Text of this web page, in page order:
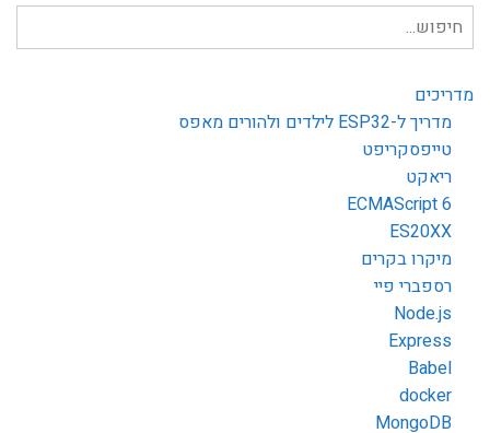
חיפוש
עבור:
מדריכים
מדריך ל-ESP32 לילדים ולהורים מאפס
טייפסקריפט
ריאקט
ECMAScript 6
ES20XX
מיקרו בקרים
רספברי פיי
Node.js
Express
Babel
docker
MongoDB